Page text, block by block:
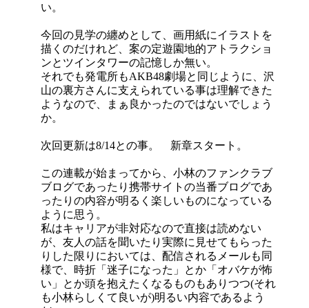
い。
今回の見学の纏めとして、画用紙にイラストを
描くのだけれど、案の定遊園地的アトラクショ
ンとツインタワーの記憶しか無い。
それでも発電所もAKB48劇場と同じように、沢
山の裏方さんに支えられている事は理解できた
ようなので、まぁ良かったのではないでしょう
か。
次回更新は8/14との事。 新章スタート。
この連載が始まってから、小林のファンクラブ
ブログであったり携帯サイトの当番ブログであ
ったりの内容が明るく楽しいものになっている
ように思う。
私はキャリアが非対応なので直接は読めない
が、友人の話を聞いたり実際に見せてもらった
りした限りにおいては、配信されるメールも同
様で、時折「迷子になった」とか「オバケが怖
い」とか頭を抱えたくなるものもありつつ(それ
も小林らしくて良いが)明るい内容であるよう